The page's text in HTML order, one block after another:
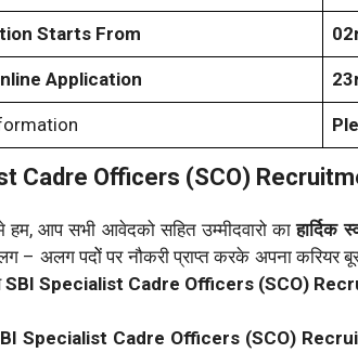
Starts From
Application
Cadre Officers (SCO)
आप सभी आवेदको सहित उम्मीदवारो काहार्दिक
अलग पदोें पर नौकरी प्राप्त करके अपना करियर
SBI Specialist Cadre Officers (SCO)
Specialist Cadre Officers (SCO)